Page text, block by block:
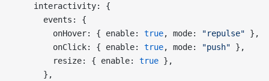
    interactivity: {
      events: {
        onHover: { enable:
true, mode: "repulse" },
        onClick: { enable:
true, mode: "push" },
        resize: { enable:
true },
      },